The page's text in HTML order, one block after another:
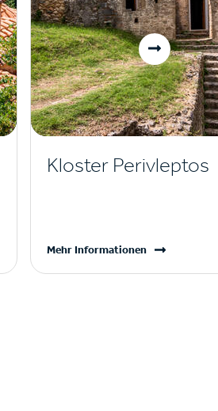
Kloster Perivleptos
Mehr Informationen